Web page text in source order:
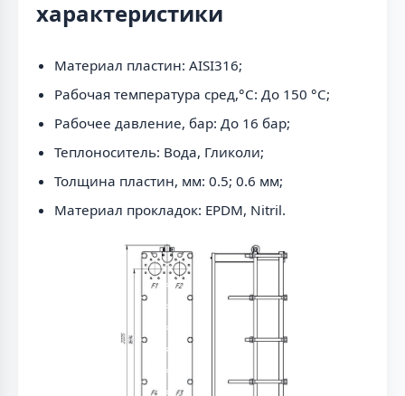
характеристики
Материал пластин: AISI316;
Рабочая температура сред,°С: До 150 °С;
Рабочее давление, бар: До 16 бар;
Теплоноситель: Вода, Гликоли;
Толщина пластин, мм: 0.5; 0.6 мм;
Материал прокладок: EPDM, Nitril.